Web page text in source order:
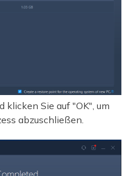
klicken Sie auf "OK", um
abzuschließen.